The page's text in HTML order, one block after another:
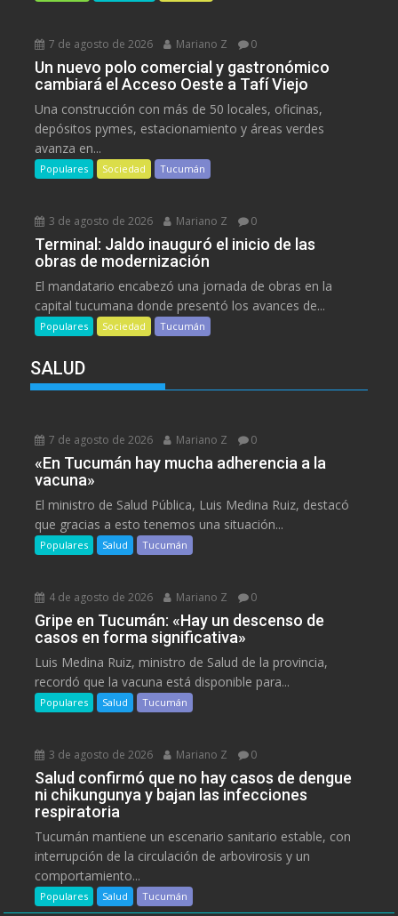
7 de agosto de 2026 Mariano Z 0
Un nuevo polo comercial y gastronómico
cambiará el Acceso Oeste a Tafí Viejo
Una construcción con más de 50 locales, oficinas,
depósitos pymes, estacionamiento y áreas verdes
avanza en...
Populares Sociedad Tucumán
3 de agosto de 2026 Mariano Z 0
Terminal: Jaldo inauguró el inicio de las
obras de modernización
El mandatario encabezó una jornada de obras en la
capital tucumana donde presentó los avances de...
Populares Sociedad Tucumán
SALUD
7 de agosto de 2026 Mariano Z 0
«En Tucumán hay mucha adherencia a la
vacuna»
El ministro de Salud Pública, Luis Medina Ruiz, destacó
que gracias a esto tenemos una situación...
Populares Salud Tucumán
4 de agosto de 2026 Mariano Z 0
Gripe en Tucumán: «Hay un descenso de
casos en forma significativa»
Luis Medina Ruiz, ministro de Salud de la provincia,
recordó que la vacuna está disponible para...
Populares Salud Tucumán
3 de agosto de 2026 Mariano Z 0
Salud confirmó que no hay casos de dengue
ni chikungunya y bajan las infecciones
respiratoria
Tucumán mantiene un escenario sanitario estable, con
interrupción de la circulación de arbovirosis y un
comportamiento...
Populares Salud Tucumán